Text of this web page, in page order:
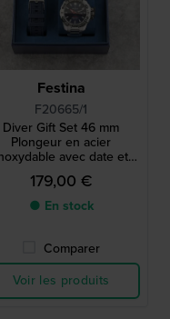
Festina
F20665/1
Diver Gift Set 46 mm
Plongeur en acier
avec date et
protège-couronne et
bracelet supplémentaire
179,00 €
● En stock
Comparer
Voir les produits